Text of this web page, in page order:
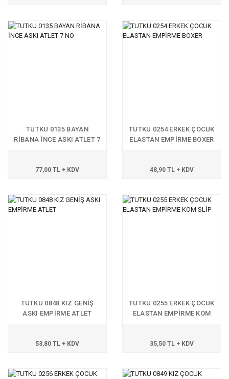
TUTKU 0135 BAYAN
RİBANA İNCE ASKI ATLET 7
77,00 TL + KDV
TUTKU 0254 ERKEK ÇOCUK
ELASTAN EMPİRME BOXER
48,90 TL + KDV
TUTKU 0848 KIZ GENİŞ
ASKI EMPİRME ATLET
53,80 TL + KDV
TUTKU 0255 ERKEK ÇOCUK
ELASTAN EMPİRME KOM
35,50 TL + KDV